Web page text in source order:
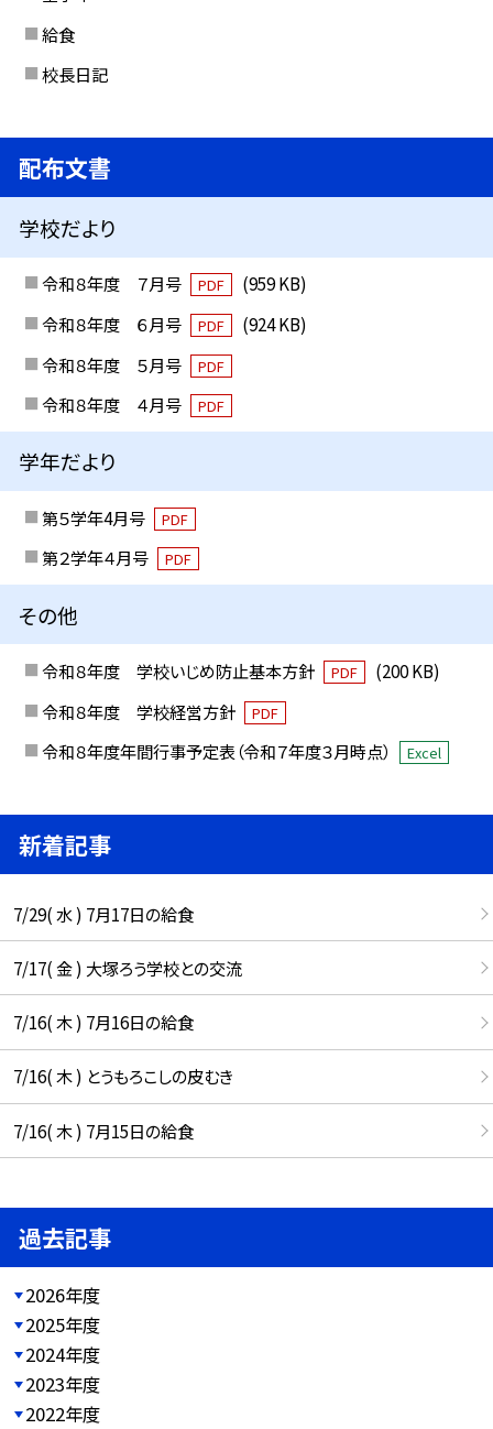
給食
校長日記
配布文書
学校だより
令和８年度 ７月号 PDF
(959 KB)
令和８年度 ６月号
PDF
(924 KB)
令和８年度 ５月号
PDF
令和８年度 ４月号 PDF
学年だより
第５学年4月号 PDF
第２学年４月号 PDF
その他
令和８年度 学校いじめ防止基本方針 PDF
(200 KB)
令和８年度 学校経営方針
PDF
令和８年度年間行事予定表（令和７年度３月時点） Excel
新着記事
7/29( 水 ) 7月17日の給食
7/17( 金 ) 大塚ろう学校との交流
7/16( 木 ) 7月16日の給食
7/16( 木 ) とうもろこしの皮むき
7/16( 木 ) 7月15日の給食
過去記事
2026年度
2025年度
2024年度
2023年度
2022年度